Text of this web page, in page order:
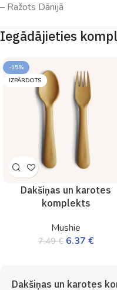
– Ražots Dānijā
Iegādājieties
-15%
IZPĀRDOTS
Dakšiņas un karotes
komplekts
Mushie
7.49€ 6.37 €
Dakšiņas un karotes